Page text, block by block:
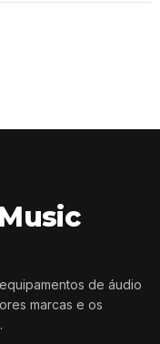
de áudio
marcas e os